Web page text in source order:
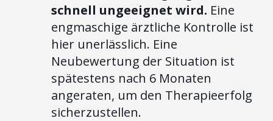
schnell ungeeignet wird. Eine
engmaschige ärztliche Kontrolle ist
hier unerlässlich. Eine
Neubewertung der Situation ist
spätestens nach 6 Monaten
angeraten, um den Therapieerfolg
sicherzustellen.